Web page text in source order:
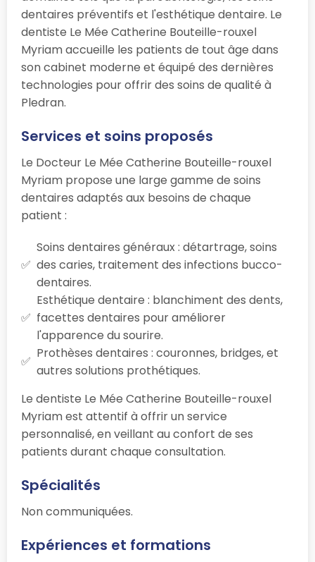
dentaires préventifs et l'esthétique dentaire. Le
dentiste Le Mée Catherine Bouteille-rouxel
Myriam accueille les patients de tout âge dans
son cabinet moderne et équipé des dernières
technologies pour offrir des soins de qualité à
Pledran.
Services et soins proposés
Le Docteur Le Mée Catherine Bouteille-rouxel
Myriam propose une large gamme de soins
dentaires adaptés aux besoins de chaque
patient :
Soins dentaires généraux : détartrage, soins
des caries, traitement des infections bucco-
dentaires.
Esthétique dentaire : blanchiment des dents,
facettes dentaires pour améliorer
l'apparence du sourire.
Prothèses dentaires : couronnes, bridges, et
autres solutions prothétiques.
Le dentiste Le Mée Catherine Bouteille-rouxel
Myriam est attentif à offrir un service
personnalisé, en veillant au confort de ses
patients durant chaque consultation.
Spécialités
Non communiquées.
Expériences et formations